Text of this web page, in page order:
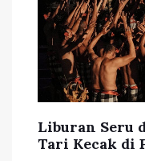
Liburan Seru
Tari Kecak di